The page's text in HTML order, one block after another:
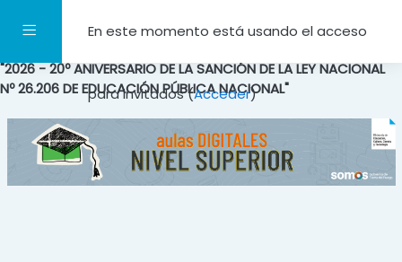
Panel lateralEn este momento está usando el acceso
para invitados (Acceder)
"2026 - 20º ANIVERSARIO DE LA SANCIÓN DE LA LEY NACIONAL
Nº 26.206 DE EDUCACIÓN PÚBLICA NACIONAL"